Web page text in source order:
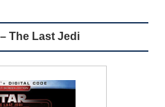
The Last Jedi